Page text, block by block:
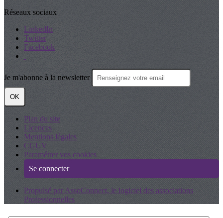
Réseaux sociaux
LinkedIn
Twitter
Facebook
Je m'abonne à la newsletter
OK
Plan du site
Licences
Mentions légales
CGUV
Paramétrer vos cookies
Se connecter
Propulsé par AssoConnect, le logiciel des associations
Professionnelles